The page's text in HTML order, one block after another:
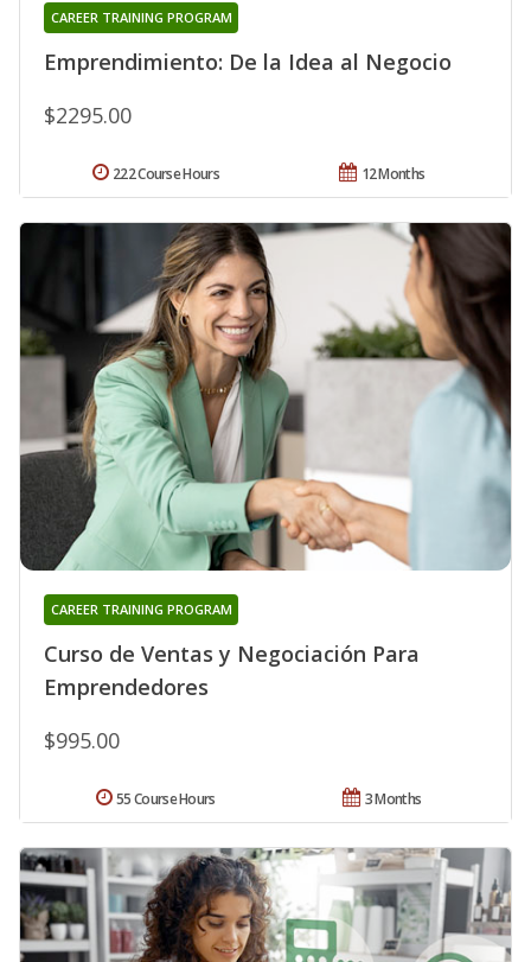
Emprendimiento: De la Idea al Negocio
CAREER TRAINING PROGRAM
$2295.00
12 Months
222 Course Hours
Curso de Ventas y Negociación Para
Emprendedores
CAREER TRAINING PROGRAM
$995.00
3 Months
55 Course Hours